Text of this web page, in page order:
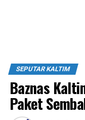
SEPUTAR KALTIM
Baznas
Paket